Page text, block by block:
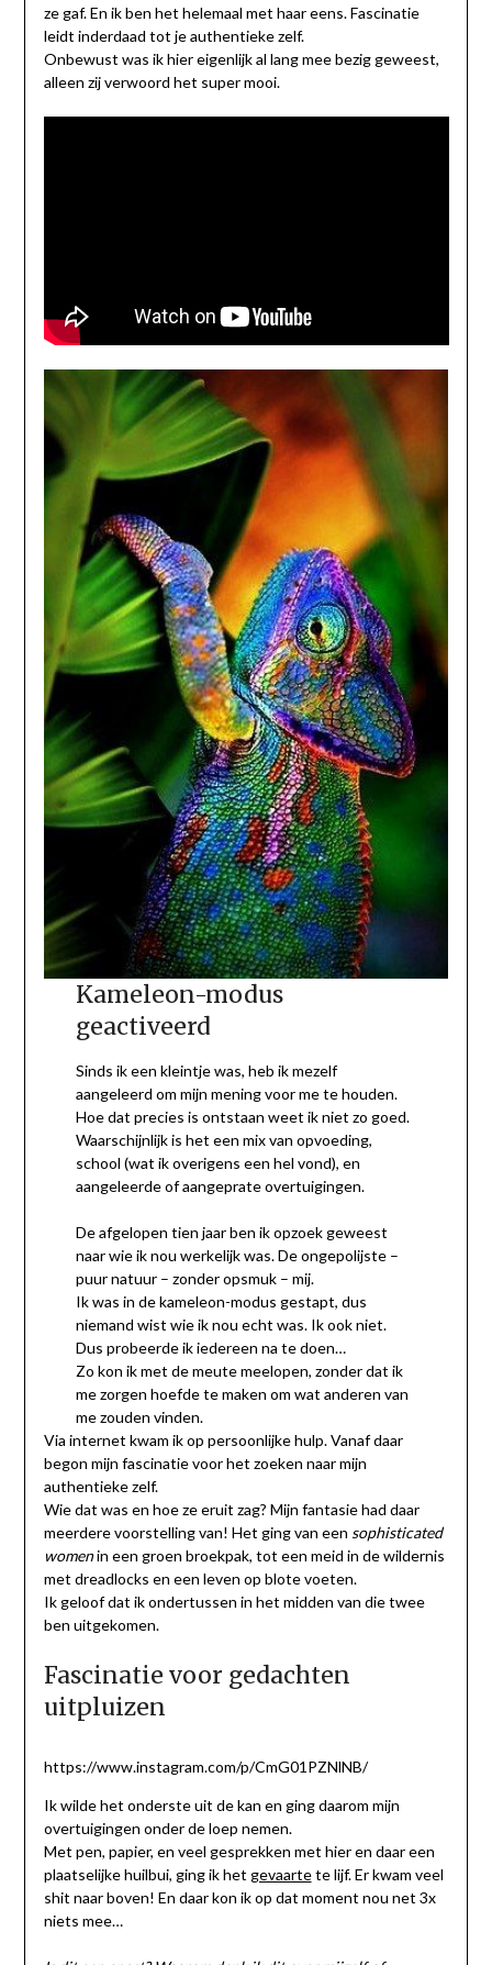
ze gaf. En ik ben het helemaal met haar eens. Fascinatie
leidt inderdaad tot je authentieke zelf.
Onbewust was ik hier eigenlijk al lang mee bezig geweest,
alleen zij verwoord het super mooi.
Kameleon-modus
geactiveerd
Sinds ik een kleintje was, heb ik mezelf
aangeleerd om mijn mening voor me te houden.
Hoe dat precies is ontstaan weet ik niet zo goed.
Waarschijnlijk is het een mix van opvoeding,
school (wat ik overigens een hel vond), en
aangeleerde of aangeprate overtuigingen.
De afgelopen tien jaar ben ik opzoek geweest
naar wie ik nou werkelijk was. De ongepolijste –
puur natuur – zonder opsmuk – mij.
Ik was in de kameleon-modus gestapt, dus
niemand wist wie ik nou echt was. Ik ook niet.
Dus probeerde ik iedereen na te doen…
Zo kon ik met de meute meelopen, zonder dat ik
me zorgen hoefde te maken om wat anderen van
me zouden vinden.
Via internet kwam ik op persoonlijke hulp. Vanaf daar
begon mijn fascinatie voor het zoeken naar mijn
authentieke zelf.
Wie dat was en hoe ze eruit zag? Mijn fantasie had daar
meerdere voorstelling van! Het ging van een sophisticated
womenin een groen broekpak, tot een meid in de wildernis
met dreadlocks en een leven op blote voeten.
Ik geloof dat ik ondertussen in het midden van die twee
ben uitgekomen.
Fascinatie voor gedachten
uitpluizen
https://www.instagram.com/p/CmG01PZNlNB/
Ik wilde het onderste uit de kan en ging daarom mijn
overtuigingen onder de loep nemen.
Met pen, papier, en veel gesprekken met hier en daar een
plaatselijke huilbui, ging ik het gevaartete lijf. Er kwam veel
shit naar boven! En daar kon ik op dat moment nou net 3x
niets mee…